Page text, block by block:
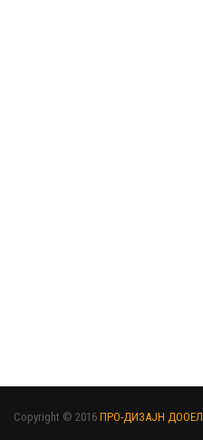
Copyright © 2016 ПРО-ДИЗАЈН ДООЕЛ